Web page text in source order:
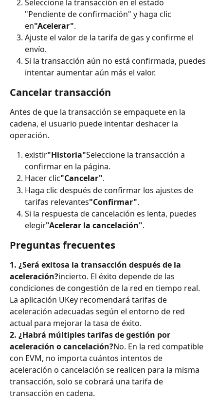
Seleccione la transacción en el estado
"Pendiente de confirmación" y haga clic
en"Acelerar".
Ajuste el valor de la tarifa de gas y confirme el
envío.
Si la transacción aún no está confirmada, puedes
intentar aumentar aún más el valor.
Cancelar transacción
Antes de que la transacción se empaquete en la
cadena, el usuario puede intentar deshacer la
operación.
existir"Historia"Seleccione la transacción a
confirmar en la página.
Hacer clic"Cancelar".
Haga clic después de confirmar los ajustes de
tarifas relevantes"Confirmar".
Si la respuesta de cancelación es lenta, puedes
elegir"Acelerar la cancelación".
Preguntas frecuentes
1. ¿Será exitosa la transacción después de la
aceleración?incierto. El éxito depende de las
condiciones de congestión de la red en tiempo real.
La aplicación UKey recomendará tarifas de
aceleración adecuadas según el entorno de red
actual para mejorar la tasa de éxito.
2. ¿Habrá múltiples tarifas de gestión por
aceleración o cancelación?No. En la red compatible
con EVM, no importa cuántos intentos de
aceleración o cancelación se realicen para la misma
transacción, solo se cobrará una tarifa de
transacción en cadena.